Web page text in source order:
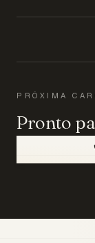
PRÓXIMA
Pronto